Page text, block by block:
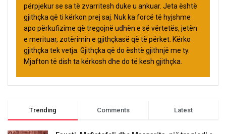
përpjekur se sa të zvarritesh duke u ankuar. Jeta është
gjithçka që ti kërkon prej saj. Nuk ka forcë të hyjshme
apo përkufizime që tregojnë udhën e së vërtetës, jetën
e merituar, zotërimin e gjithçkasë që të përket. Kërko
gjithçka tek vetja. Gjithçka që do është gjithnjë me ty.
Mjafton të dish ta kërkosh dhe do të kesh gjithçka.
Trending Comments Latest